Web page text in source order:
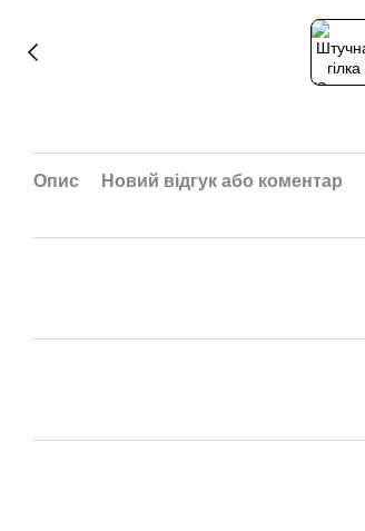
Опис Новий відгук або коментар